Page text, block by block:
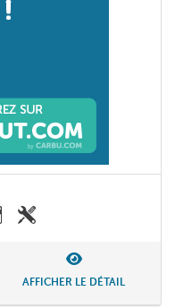
AFFICHER LE DÉTAIL